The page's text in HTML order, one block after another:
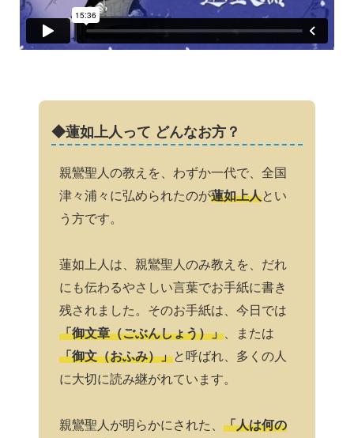
◆蓮如上人って どんなお方？
親鸞聖人の教えを、わずか一代で、全国
津々浦々に弘められたのが蓮如上人とい
う方です。
蓮如上人は、親鸞聖人のみ教えを、だれ
にも伝わるやさしい言葉でお手紙に書き
残されました。そのお手紙は、今日では
「御文章（ごぶんしょう）」 、または
「御文（おふみ）」と呼ばれ、多くの人
に大切に読み継がれています。
親鸞聖人が明らかにされた、 「人は何の